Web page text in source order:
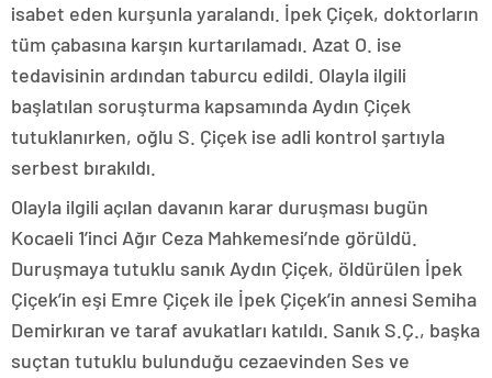
isabet eden kurşunla yaralandı. İpek Çiçek, doktorların
tüm çabasına karşın kurtarılamadı. Azat O. ise
tedavisinin ardından taburcu edildi. Olayla ilgili
başlatılan soruşturma kapsamında Aydın Çiçek
tutuklanırken, oğlu S. Çiçek ise adli kontrol şartıyla
serbest bırakıldı.
Olayla ilgili açılan davanın karar duruşması bugün
Kocaeli 1’inci Ağır Ceza Mahkemesi’nde görüldü.
Duruşmaya tutuklu sanık Aydın Çiçek, öldürülen İpek
Çiçek’in eşi Emre Çiçek ile İpek Çiçek’in annesi Semiha
Demirkıran ve taraf avukatları katıldı. Sanık S.Ç., başka
suçtan tutuklu bulunduğu cezaevinden Ses ve